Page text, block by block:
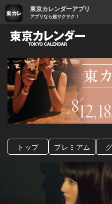
東京カレンダーアプリ
アプリなら超サクサク！
グル
トップ プレミアム